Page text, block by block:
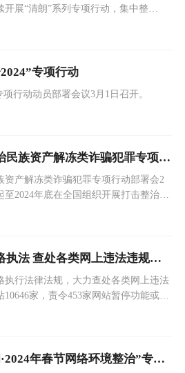
展“清朗”系列专项行动，集中整治
春节网络环境整治”专项行动。春节
专项行动
行动动员部署会议3月1日召开。
全国公安机关打击整治民族资产解冻类诈骗犯罪专项行动部署会召开
资产解冻类诈骗犯罪专项行动部署会2
至2024年底在全国组织开展打击整治民
动。
网信系统持续推进网络执法 查处各类网上违法违规行为
执行法律法规，大力查处各类网上违法
家，责令453家网站暂停功能或更
，关停小程序119款，会同电信主管部
中央网信办启动“清朗·2024年春节网络环境整治”专项行动